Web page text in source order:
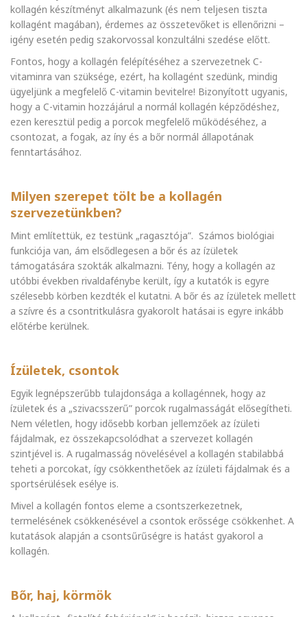
kollagén készítményt alkalmazunk (és nem teljesen tiszta
kollagént magában), érdemes az összetevőket is ellenőrizni –
igény esetén pedig szakorvossal konzultálni szedése előtt.
Fontos, hogy a kollagén felépítéséhez a szervezetnek C-
vitaminra van szüksége, ezért, ha kollagént szedünk, mindig
ügyeljünk a megfelelő C-vitamin bevitelre! Bizonyított ugyanis,
hogy a C-vitamin hozzájárul a normál kollagén képződéshez,
ezen keresztül pedig a porcok megfelelő működéséhez, a
csontozat, a fogak, az íny és a bőr normál állapotának
fenntartásához.
Milyen szerepet tölt be a kollagén
szervezetünkben?
Mint említettük, ez testünk „ragasztója”. Számos biológiai
funkciója van, ám elsődlegesen a bőr és az ízületek
támogatására szokták alkalmazni. Tény, hogy a kollagén az
utóbbi években rivaldafénybe került, így a kutatók is egyre
szélesebb körben kezdték el kutatni. A bőr és az ízületek mellett
a szívre és a csontritkulásra gyakorolt hatásai is egyre inkább
előtérbe kerülnek.
Ízületek, csontok
Egyik legnépszerűbb tulajdonsága a kollagénnek, hogy az
ízületek és a „szivacsszerű” porcok rugalmasságát elősegítheti.
Nem véletlen, hogy idősebb korban jellemzőek az ízületi
fájdalmak, ez összekapcsolódhat a szervezet kollagén
szintjével is. A rugalmasság növelésével a kollagén stabilabbá
teheti a porcokat, így csökkenthetőek az ízületi fájdalmak és a
sportsérülések esélye is.
Mivel a kollagén fontos eleme a csontszerkezetnek,
termelésének csökkenésével a csontok erőssége csökkenhet. A
kutatások alapján a csontsűrűségre is hatást gyakorol a
kollagén.
Bőr, haj, körmök